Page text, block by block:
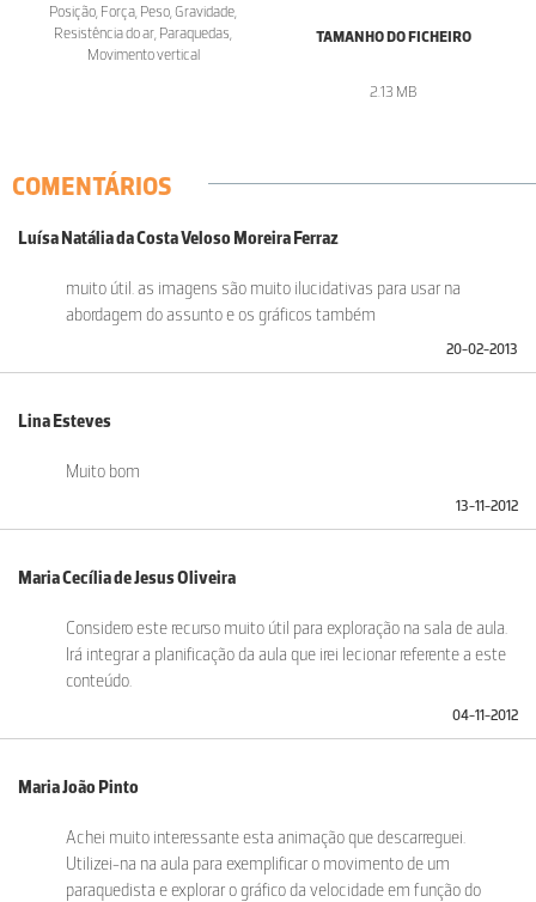
Posição, Força, Peso, Gravidade,
Resistência do ar, Paraquedas,
Movimento vertical
TAMANHO DO FICHEIRO
2.13 MB
COMENTÁRIOS
Luísa Natália da Costa Veloso Moreira Ferraz
muito útil. as imagens são muito ilucidativas para usar na
abordagem do assunto e os gráficos também
20-02-2013
Lina Esteves
Muito bom
13-11-2012
Maria Cecília de Jesus Oliveira
Considero este recurso muito útil para exploração na sala de aula.
Irá integrar a planificação da aula que irei lecionar referente a este
conteúdo.
04-11-2012
Maria João Pinto
Achei muito interessante esta animação que descarreguei.
Utilizei-na na aula para exemplificar o movimento de um
paraquedista e explorar o gráfico da velocidade em função do